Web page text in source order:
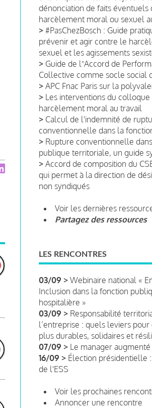
dénonciation de faits éventuels
harcèlement moral ou sexuel
> #PasChezBosch : Guide
prévenir et agir contre le
sexuel et les agissements
> Guide de lʼAccord de
Collective comme socle social
> APC Fnac Paris sur la
> Les interventions du colloque
harcèlement moral au travail
> Calcul de l'indemnité de
conventionnelle dans la
> Rupture conventionnelle
publique territoriale, un guide
> Accord de composition du
qui permet à la direction de
non syndiqués
Voir les dernières
Partagez des ressources
LES RENCONTRES
03/09 > Webinaire national «
Inclusion dans la fonction
hospitalière »
03/09 > Responsabilité
l’entreprise : quels leviers
plus durables, solidaires et
07/09 > Le manager
16/09 > Élection présidentielle
de l'ESS
Voir les prochaines
Annoncer une rencontre